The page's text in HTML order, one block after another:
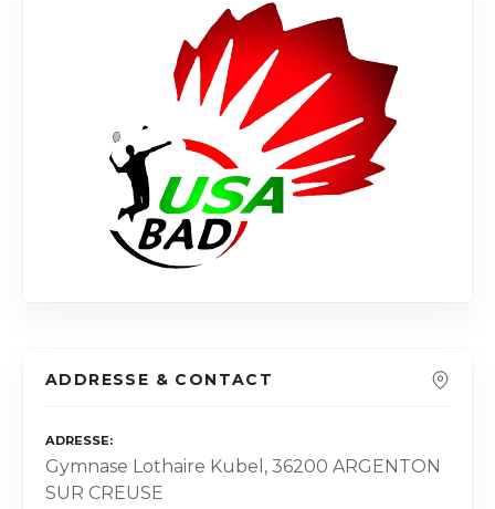
ADDRESSE & CONTACT
ADRESSE
Gymnase Lothaire Kubel, 36200 ARGENTON
SUR CREUSE